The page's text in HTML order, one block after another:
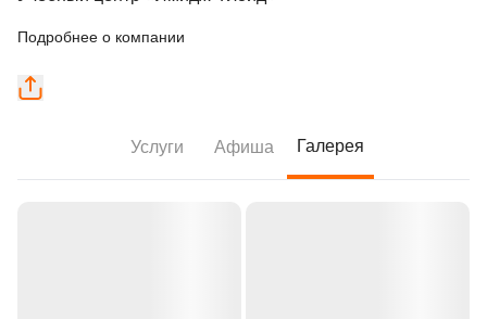
Подробнее о компании
Услуги Афиша Галерея